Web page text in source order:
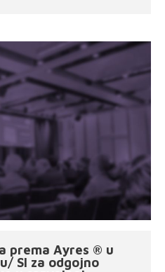
prema Ayres ® u
SI za odgojno